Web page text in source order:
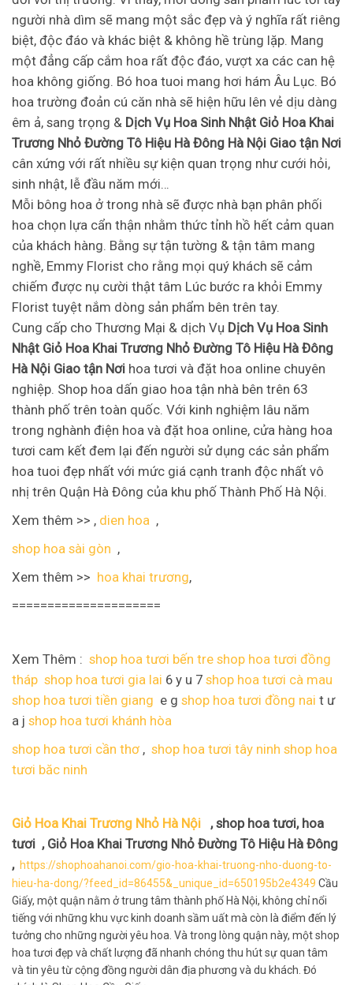
người nhà dìm sẽ mang một sắc đẹp và ý nghĩa rất riêng
biệt, độc đáo và khác biệt & không hề trùng lặp. Mang
một đẳng cấp cắm hoa rất độc đáo, vượt xa các can hệ
hoa không giống. Bó hoa tuoi mang hơi hám Âu Lục. Bó
hoa trường đoản cú căn nhà sẽ hiện hữu lên vẻ dịu dàng
êm ả, sang trọng & Dịch Vụ Hoa Sinh Nhật Giỏ Hoa Khai
Trương Nhỏ Đường Tô Hiệu Hà Đông Hà Nội Giao tận Nơi
cân xứng với rất nhiều sự kiện quan trọng như cưới hỏi,
sinh nhật, lễ đầu năm mới…
Mỗi bông hoa ở trong nhà sẽ được nhà bạn phân phối
hoa chọn lựa cẩn thận nhằm thức tỉnh hồ hết cảm quan
của khách hàng. Bằng sự tận tường & tận tâm mang
nghề, Emmy Florist cho rằng mọi quý khách sẽ cảm
chiếm được nụ cười thật tâm Lúc bước ra khỏi Emmy
Florist tuyệt nắm dòng sản phẩm bên trên tay.
Cung cấp cho Thương Mại & dịch Vụ Dịch Vụ Hoa Sinh
Nhật Giỏ Hoa Khai Trương Nhỏ Đường Tô Hiệu Hà Đông
Hà Nội Giao tận Nơi hoa tươi và đặt hoa online chuyên
nghiệp. Shop hoa dấn giao hoa tận nhà bên trên 63
thành phố trên toàn quốc. Với kinh nghiệm lâu năm
trong nghành điện hoa và đặt hoa online, cửa hàng hoa
tươi cam kết đem lại đến người sử dụng các sản phẩm
hoa tuoi đẹp nhất với mức giá cạnh tranh độc nhất vô
nhị trên Quận Hà Đông của khu phố Thành Phố Hà Nội.
Xem thêm >> , dien hoa ,
shop hoa sài gòn ,
Xem thêm >> hoa khai trương,
=====================
Xem Thêm : shop hoa tươi bến tre shop hoa tươi đồng
tháp shop hoa tươi gia lai 6 y u 7 shop hoa tươi cà mau
shop hoa tươi tiền giang e g shop hoa tươi đồng nai t ư
a j shop hoa tươi khánh hòa
shop hoa tươi cần thơ , shop hoa tươi tây ninh shop hoa
tươi băc ninh
Giỏ Hoa Khai Trương Nhỏ Hà Nội , shop hoa tươi, hoa
tươi , Giỏ Hoa Khai Trương Nhỏ Đường Tô Hiệu Hà Đông
, https://shophoahanoi.com/gio-hoa-khai-truong-nho-duong-to-
hieu-ha-dong/?feed_id=86455&_unique_id=650195b2e4349 Cầu
Giấy, một quận nằm ở trung tâm thành phố Hà Nội, không chỉ nổi
tiếng với những khu vực kinh doanh sầm uất mà còn là điểm đến lý
tưởng cho những người yêu hoa. Và trong lòng quận này, một shop
hoa tươi đẹp và chất lượng đã nhanh chóng thu hút sự quan tâm
và tin yêu từ cộng đồng người dân địa phương và du khách. Đó